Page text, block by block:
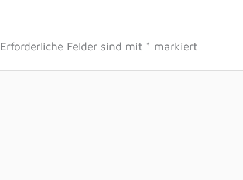
Erforderliche Felder sind mit * markiert